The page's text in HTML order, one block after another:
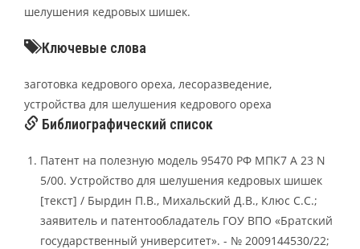
шелушения кедровых шишек.
Ключевые слова
заготовка кедрового ореха, лесоразведение,
устройства для шелушения кедрового ореха
Библиографический список
Патент на полезную модель 95470 РФ МПК7 А 23 N
5/00. Устройство для шелушения кедровых шишек
[текст] / Бырдин П.В., Михальский Д.В., Клюс С.С.;
заявитель и патентообладатель ГОУ ВПО «Братский
государственный университет». - № 2009144530/22;